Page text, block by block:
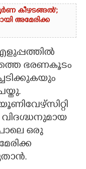
കീഴടങ്ങൽ';
അമേരിക്ക
ഭരണകൂടം
ഒരു